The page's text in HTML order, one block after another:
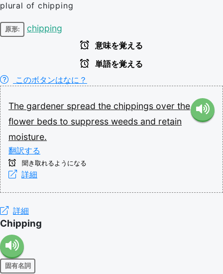
plural of chipping
原形: chipping
意味を覚える
単語を覚える
このボタンはなに？
The gardener spread the chippings over the
flower beds to suppress weeds and retain
moisture.
翻訳する
聞き取れるようになる
詳細
詳細
Chipping
固有名詞